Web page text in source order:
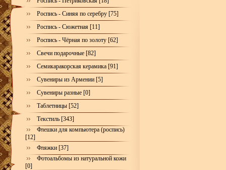
Роспись - Синяя по серебру [75]
Роспись - Сюжетная [11]
Роспись - Чёрная по золоту [62]
Свечи подарочные [82]
Семикаракорская керамика [91]
Сувениры из Армении [5]
Сувениры разные [0]
Таблетницы [52]
Текстиль [343]
Флешки для компьютера (роспись)
[12]
Фляжки [37]
Фотоальбомы из натуральной кожи
[0]